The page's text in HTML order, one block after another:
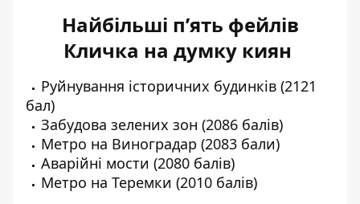
Найбільші п’ять фейлів
Кличка на думку киян
Руйнування історичних будинків (2121
бал)
Забудова зелених зон (2086 балів)
Метро на Виноградар (2083 бали)
Аварійні мости (2080 балів)
Метро на Теремки (2010 балів)